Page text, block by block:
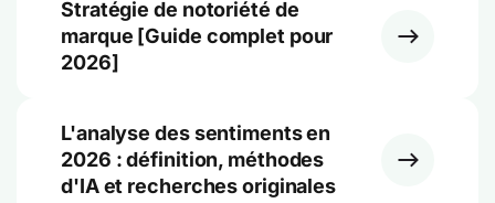
Stratégie de notoriété de
marque [Guide complet pour
2026]
L'analyse des sentiments en
2026 : définition, méthodes
d'IA et recherches originales